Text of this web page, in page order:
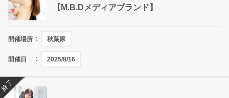
【M.B.Dメディアブランド】
開催場所 秋葉原
開催日 2025/8/16
終了